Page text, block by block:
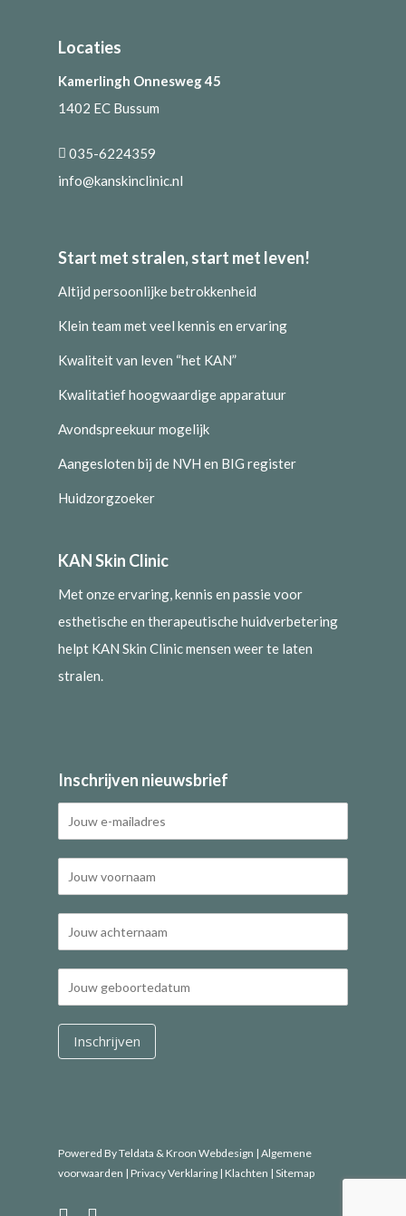
Locaties
Kamerlingh Onnesweg 45
1402 EC Bussum
035-6224359
info@kanskinclinic.nl
Start met stralen, start met leven!
Altijd persoonlijke betrokkenheid
Klein team met veel kennis en ervaring
Kwaliteit van leven “het KAN”
Kwalitatief hoogwaardige apparatuur
Avondspreekuur mogelijk
Aangesloten bij de NVH en BIG register
Huidzorgzoeker
KAN Skin Clinic
Met onze ervaring, kennis en passie voor
esthetische en therapeutische huidverbetering
helpt KAN Skin Clinic mensen weer te laten
stralen.
Inschrijven nieuwsbrief
Powered By Teldata & Kroon Webdesign | Algemene
voorwaarden | Privacy Verklaring | Klachten | Sitemap